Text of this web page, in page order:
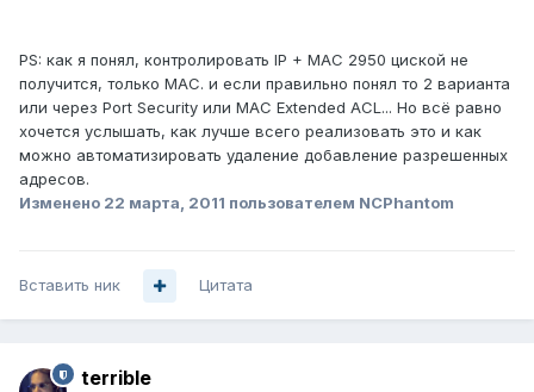
PS: как я понял, контролировать IP + MAC 2950 циской не
получится, только MAC. и если правильно понял то 2 варианта
или через Port Security или MAC Extended ACL... Но всё равно
хочется услышать, как лучше всего реализовать это и как
можно автоматизировать удаление добавление разрешенных
адресов.
Изменено 22 марта, 2011 пользователем NCPhantom
Вставить ник Цитата
terrible